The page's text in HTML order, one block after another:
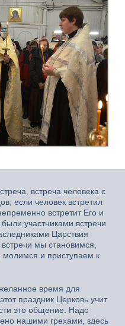
встреча человека с
если человек встретил
встретит Его и
участниками встречи
Царствия
мы становимся,
молимся и приступаем к
время для
праздник Церковь учит
это общение. Надо
нашими грехами, здесь